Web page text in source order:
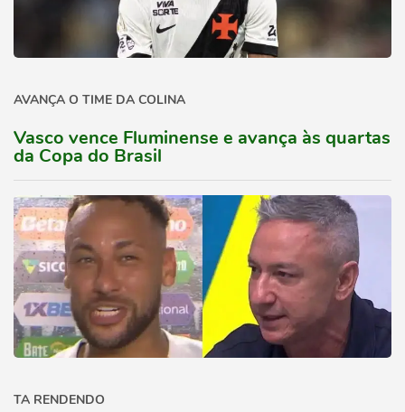
AVANÇA O TIME DA COLINA
Vasco vence Fluminense e avança às quartas
da Copa do Brasil
TA RENDENDO